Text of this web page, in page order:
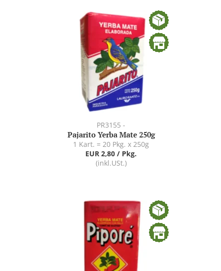
PR3155 -
Pajarito Yerba Mate 250g
1 Kart. = 20 Pkg. x 250g
EUR 2,80 / Pkg.
(inkl.USt.)